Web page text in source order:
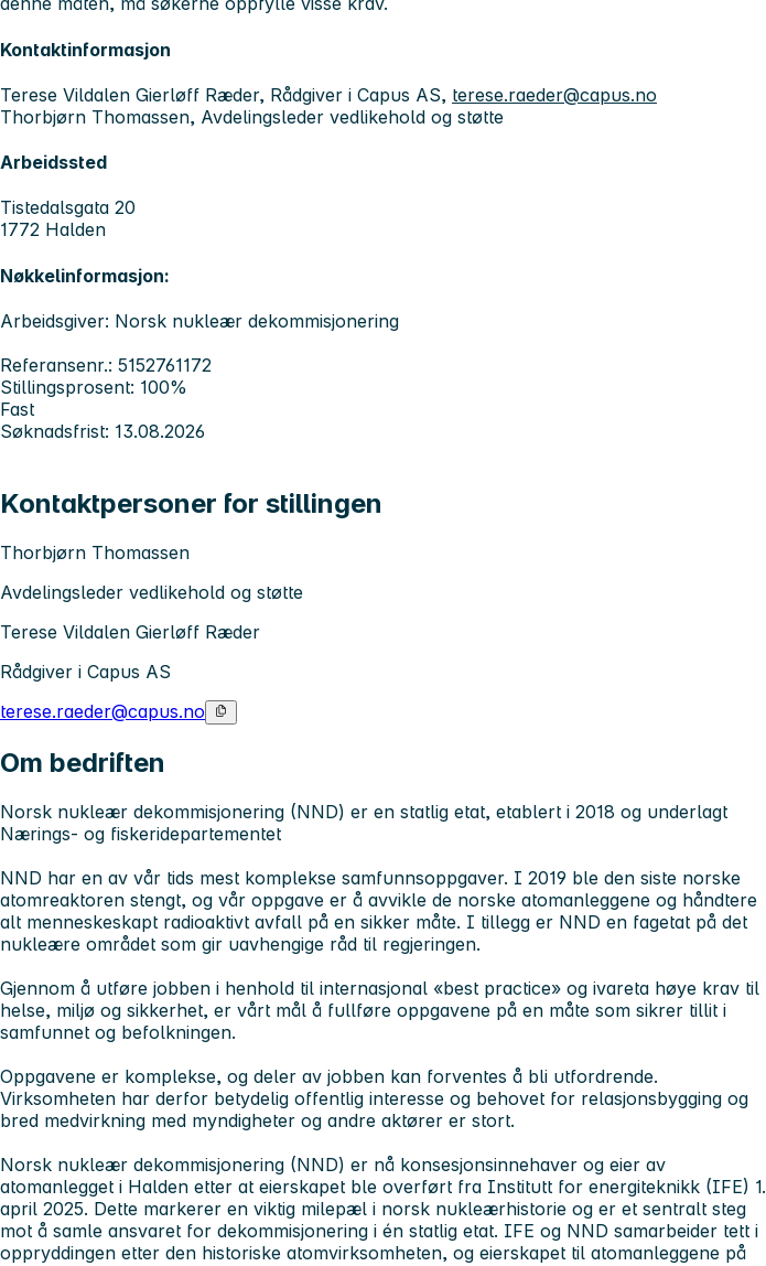
Kontaktinformasjon
Terese Vildalen Gierløff Ræder, Rådgiver i Capus AS, terese.raeder@capus.no
Thorbjørn Thomassen, Avdelingsleder vedlikehold og støtte
Arbeidssted
Tistedalsgata 20
1772 Halden
Nøkkelinformasjon:
Arbeidsgiver: Norsk nukleær dekommisjonering
Referansenr.: 5152761172
Stillingsprosent: 100%
Fast
Søknadsfrist: 13.08.2026
Kontaktpersoner for stillingen
Thorbjørn Thomassen
Avdelingsleder vedlikehold og støtte
Terese Vildalen Gierløff Ræder
Rådgiver i Capus AS
terese.raeder@capus.no
Om bedriften
Norsk nukleær dekommisjonering (NND) er en statlig etat, etablert i 2018 og underlagt
Nærings- og fiskeridepartementet
NND har en av vår tids mest komplekse samfunnsoppgaver. I 2019 ble den siste norske
atomreaktoren stengt, og vår oppgave er å avvikle de norske atomanleggene og håndtere
alt menneskeskapt radioaktivt avfall på en sikker måte. I tillegg er NND en fagetat på det
nukleære området som gir uavhengige råd til regjeringen.
Gjennom å utføre jobben i henhold til internasjonal «best practice» og ivareta høye krav til
helse, miljø og sikkerhet, er vårt mål å fullføre oppgavene på en måte som sikrer tillit i
samfunnet og befolkningen.
Oppgavene er komplekse, og deler av jobben kan forventes å bli utfordrende.
Virksomheten har derfor betydelig offentlig interesse og behovet for relasjonsbygging og
bred medvirkning med myndigheter og andre aktører er stort.
Norsk nukleær dekommisjonering (NND) er nå konsesjonsinnehaver og eier av
atomanlegget i Halden etter at eierskapet ble overført fra Institutt for energiteknikk (IFE) 1.
april 2025. Dette markerer en viktig milepæl i norsk nukleærhistorie og er et sentralt steg
mot å samle ansvaret for dekommisjonering i én statlig etat. IFE og NND samarbeider tett i
oppryddingen etter den historiske atomvirksomheten, og eierskapet til atomanleggene på